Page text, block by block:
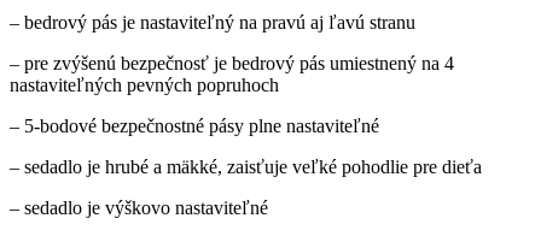
– bedrový pás je nastaviteľný na pravú aj ľavú stranu
– pre zvýšenú bezpečnosť je bedrový pás umiestnený na 4
nastaviteľných pevných popruhoch
– 5-bodové bezpečnostné pásy plne nastaviteľné
– sedadlo je hrubé a mäkké, zaisťuje veľké pohodlie pre dieťa
– sedadlo je výškovo nastaviteľné